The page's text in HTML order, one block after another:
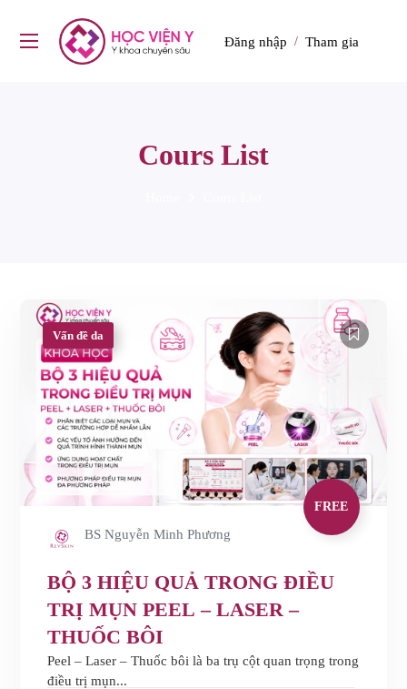
Đăng nhập / Tham gia
Cours List
Vấn đề da
FREE
BS Nguyễn Minh Phương
BỘ 3 HIỆU QUẢ TRONG ĐIỀU
TRỊ MỤN PEEL – LASER –
THUỐC BÔI
Peel – Laser – Thuốc bôi là ba trụ cột quan trọng trong
điều trị mụn...